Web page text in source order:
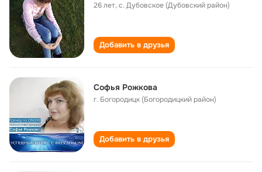
26 лет,с. Дубовское (Дубовский район)
Добавить в друзья
Софья Рожкова
г. Богородицк (Богородицкий район)
Добавить в друзья